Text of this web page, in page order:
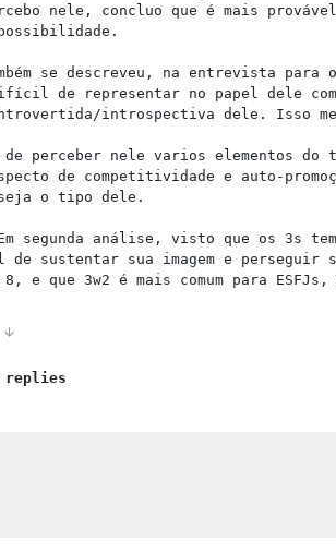
nele, concluo que é mais
se descreveu, na entrevista
de representar no papel dele
introspectiva dele. Isso
de perceber nele varios elementos
de competitividade e auto-
o tipo dele.
segunda análise, visto que os 3s
de sustentar sua imagem e perseguir
e que 3w2 é mais comum para
replies